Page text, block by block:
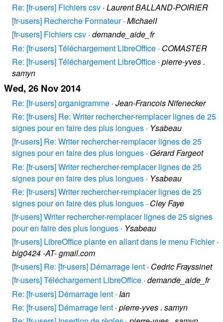
Re: [fr-users] Fichiers csv · Laurent BALLAND-POIRIER
[fr-users] Recherche Formateur· MichaelI
[fr-users] Fichiers csv · demande_aide_fr
Re: [fr-users] Téléchargement LibreOffice · COMASTER
Re: [fr-users] Téléchargement LibreOffice · pierre-yves .
samyn
Wed, 26 Nov 2014
Re: [fr-users] organigramme · Jean-Francois Nifenecker
Re: [fr-users] Re: Writer rechercher-remplacer lignes de 25
signes pour en faire des plus longues · Ysabeau
[fr-users] Re: Writer rechercher-remplacer lignes de 25
signes pour en faire des plus longues · Gérard Fargeot
Re: [fr-users] Writer rechercher-remplacer lignes de 25
signes pour en faire des plus longues · Ysabeau
Re: [fr-users] Writer rechercher-remplacer lignes de 25
signes pour en faire des plus longues · Cley Faye
[fr-users] Writer rechercher-remplacer lignes de 25 signes
pour en faire des plus longues · Ysabeau
[fr-users] LibreOffice plante en allant dans le menu Fichier·
big0424 -AT- gmail.com
[fr-users] Re: [fr-users] Démarrage lent · Cedric Frayssinet
[fr-users] Téléchargement LibreOffice · demande_aide_fr
Re: [fr-users] Démarrage lent · Ian
Re: [fr-users] Démarrage lent · pierre-yves . samyn